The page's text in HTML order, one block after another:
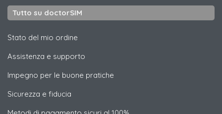
Tutto su doctorSIM
Stato del mio ordine
Assistenza e supporto
Impegno per le buone pratiche
Sicurezza e fiducia